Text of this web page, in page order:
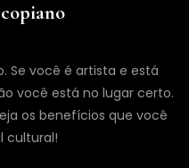
Se você é artista e está
você está no lugar certo.
os benefícios que você
cultural!